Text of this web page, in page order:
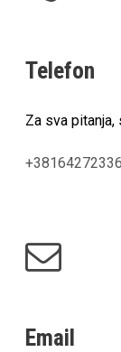
Telefon
Za sva
Email